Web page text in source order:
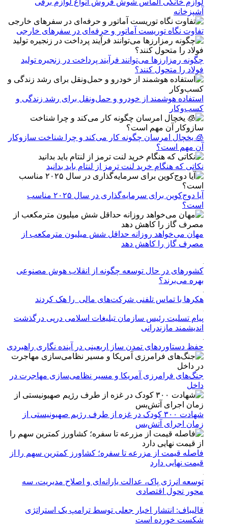
لوازم خانگی الماس شوش فروش انواع لوازم برقی
آشپزخانه
تفاوت نگاه توریست آماتور و حرفه‌ای در سفرهای خارجی
چگونه رمزارزها می‌توانند فرآیند پرداخت در زنجیره تولید
فولاد را متحول کنند؟
استفاده هوشمند از خودرو و حمل‌ونقل برای رشد زندگی و
کسب‌وکار
🧊 یخچال امرسان چگونه کار می‌کند و چرا شناخت سازوکار
آن مهم است؟
نکاتی که هنگام خرید لنت ترمز از لنتام باید بدانید
آیا دوج‌کوین برای سرمایه‌گذاری در سال ۲۰۲۵ مناسب
است؟
مهان می‌خواهد روزانه حداقل شش میلیون مترمکعب از
مصرف گاز را کاهش دهد
کشورهای در حال توسعه چگونه از انقلاب هوش مصنوعی
بهره می‌برند؟
هکرها با تماس تلفنی شرکت‌های مالی را هک کردند
پیام تسلیت رئیس سازمان تبلیغات اسلامی درپی درگذشت
اندیشمند مازندرانی
حفظ دستاوردهای تمدن ساز اربعینی در آینده نگاری راهبردی
جنگ‌های فرامرزی آمریکا و مسیر نظامی‌سازی مهاجرت در
داخل
شهادت ۳۰۰ کودک در غزه از طرف رژیم صهیونیستی از
زمان اجرای آتش‌بس
فاصله قیمت از مزرعه تا سفره؛ کشاورز کمترین سهم را از
قیمت نهایی دارد
توسعه انرژی پاک، عدالت یارانه‌ای و اصلاح مدیریت، سه
محور تحول اقتصادی
قالیباف: انتشار اخبار جعلی توسط ترامپ یک استراتژی
شکست خورده است